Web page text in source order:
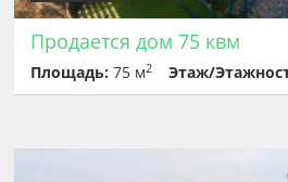
Продается дом 75 квм
Площадь:75 м2 Этаж/